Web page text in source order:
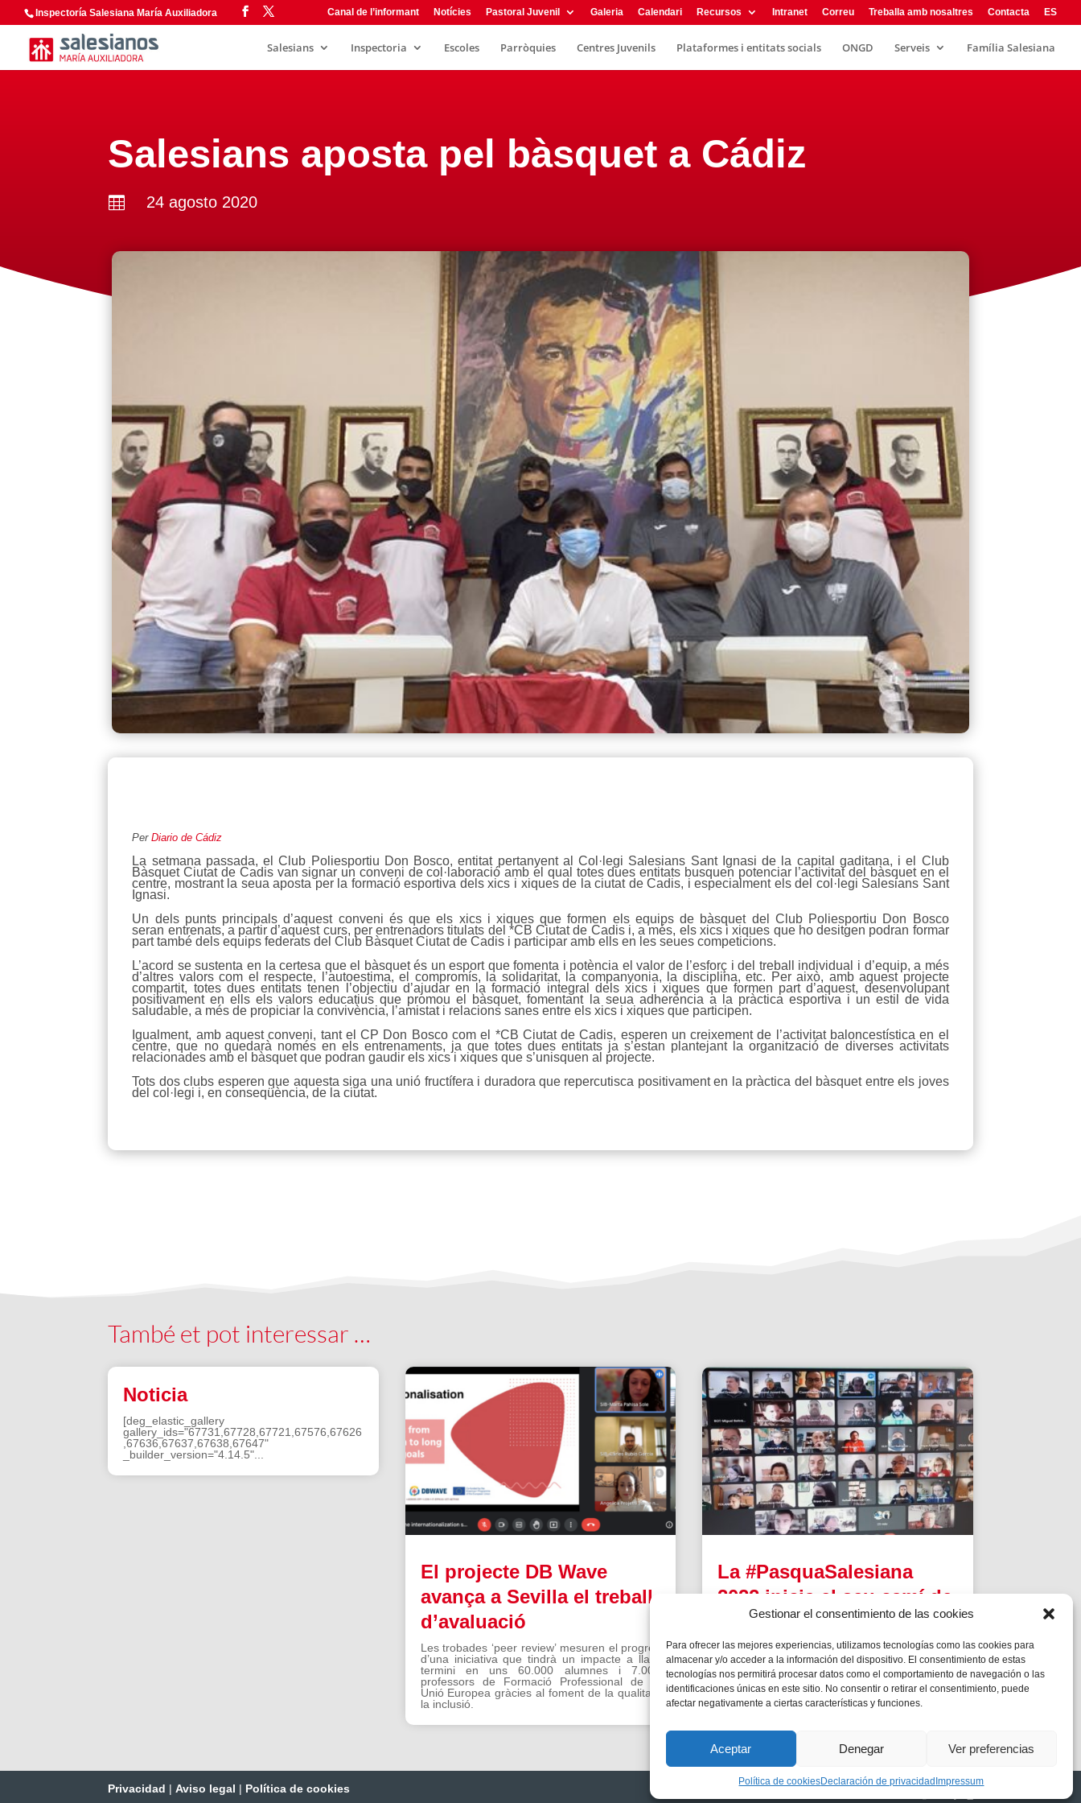
Gestionar el consentimiento de las cookies
Para ofrecer las mejores experiencias, utilizamos tecnologías como las cookies para
almacenar y/o acceder a la información del dispositivo. El consentimiento de estas
tecnologías nos permitirá procesar datos como el comportamiento de navegación o las
identificaciones únicas en este sitio. No consentir o retirar el consentimiento, puede
afectar negativamente a ciertas características y funciones.
Aceptar Denegar Ver preferencias
Política de cookiesDeclaración de privacidad Impressum
Inspectoría Salesiana María Auxiliadora Canal de l’informant Notícies Pastoral Juvenil Galeria Calendari Recursos Intranet Correu Treballa amb nosaltres Contacta ES
Salesians Inspectoria Escoles Parròquies Centres Juvenils Plataformes i entitats socials ONGD Serveis Família Salesiana
Salesians aposta pel bàsquet a Cádiz
 24 agosto 2020
PerDiario de Cádiz
La setmana passada, el Club Poliesportiu Don Bosco, entitat pertanyent al Col·legi Salesians Sant Ignasi de la capital gaditana, i el Club
Bàsquet Ciutat de Cadis van signar un conveni de col·laboració amb el qual totes dues entitats busquen potenciar l’activitat del bàsquet en el
centre, mostrant la seua aposta per la formació esportiva dels xics i xiques de la ciutat de Cadis, i especialment els del col·legi Salesians Sant
Ignasi.
Un dels punts principals d’aquest conveni és que els xics i xiques que formen els equips de bàsquet del Club Poliesportiu Don Bosco
seran entrenats, a partir d’aquest curs, per entrenadors titulats del *CB Ciutat de Cadis i, a més, els xics i xiques que ho desitgen podran formar
part també dels equips federats del Club Bàsquet Ciutat de Cadis i participar amb ells en les seues competicions.
L’acord se sustenta en la certesa que el bàsquet és un esport que fomenta i potència el valor de l’esforç i del treball individual i d’equip, a més
d’altres valors com el respecte, l’autoestima, el compromís, la solidaritat, la companyonia, la disciplina, etc. Per això, amb aquest projecte
compartit, totes dues entitats tenen l’objectiu d’ajudar en la formació integral dels xics i xiques que formen part d’aquest, desenvolupant
positivament en ells els valors educatius que promou el bàsquet, fomentant la seua adherència a la pràctica esportiva i un estil de vida
saludable, a més de propiciar la convivència, l’amistat i relacions sanes entre els xics i xiques que participen.
Igualment, amb aquest conveni, tant el CP Don Bosco com el *CB Ciutat de Cadis, esperen un creixement de l’activitat baloncestística en el
centre, que no quedarà només en els entrenaments, ja que totes dues entitats ja s’estan plantejant la organització de diverses activitats
relacionades amb el bàsquet que podran gaudir els xics i xiques que s’unisquen al projecte.
Tots dos clubs esperen que aquesta siga una unió fructífera i duradora que repercutisca positivament en la pràctica del bàsquet entre els joves
del col·legi i, en conseqüència, de la ciutat.
També et pot interessar …
Noticia
[deg_elastic_gallery
gallery_ids="67731,67728,67721,67576,67626
,67636,67637,67638,67647"
_builder_version="4.14.5"...
El projecte DB Wave
avança a Sevilla el treball
d’avaluació
Les trobades ‘peer review’ mesuren el progrés
d’una iniciativa que tindrà un impacte a llarg
termini en uns 60.000 alumnes i 7.000
professors de Formació Professional de la
Unió Europea gràcies al foment de la qualitat i
la inclusió.
La #PasquaSalesiana
2022 inicia el seu camí de
preparació
Tindran lloc durant el mes d’abril.
Privacidad |Aviso legal | Política de cookies